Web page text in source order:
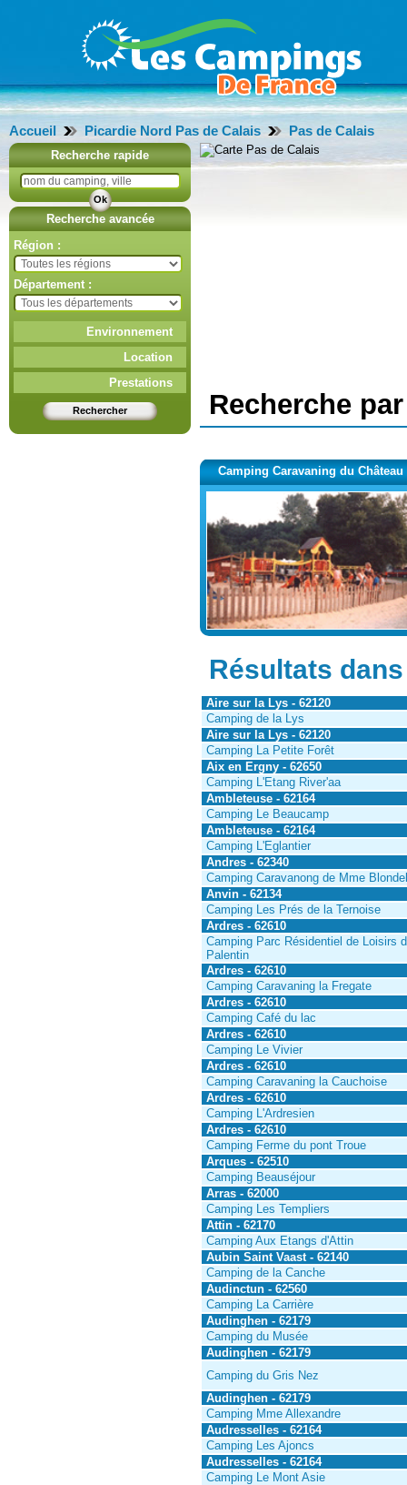
Accueil Picardie Nord Pas de Calais Pas de Calais
Recherche rapide
Recherche avancée
Région :
Département :
Environnement
Location
Prestations
Recherche
Camping Caravaning du
Résultats
Aire sur la Lys - 62120
Camping de la Lys
Aire sur la Lys - 62120
Camping La Petite Forêt
Aix en Ergny - 62650
Camping L'Etang River'aa
Ambleteuse - 62164
Camping Le Beaucamp
Ambleteuse - 62164
Camping L'Eglantier
Andres - 62340
Camping Caravanong de Mme Blondel
Anvin - 62134
Camping Les Prés de la Ternoise
Ardres - 62610
Camping Parc Résidentiel de Loisirs
Palentin
Ardres - 62610
Camping Caravaning la Fregate
Ardres - 62610
Camping Café du lac
Ardres - 62610
Camping Le Vivier
Ardres - 62610
Camping Caravaning la Cauchoise
Ardres - 62610
Camping L'Ardresien
Ardres - 62610
Camping Ferme du pont Troue
Arques - 62510
Camping Beauséjour
Arras - 62000
Camping Les Templiers
Attin - 62170
Camping Aux Etangs d'Attin
Aubin Saint Vaast - 62140
Camping de la Canche
Audinctun - 62560
Camping La Carrière
Audinghen - 62179
Camping du Musée
Audinghen - 62179
Camping du Gris Nez
Audinghen - 62179
Camping Mme Allexandre
Audresselles - 62164
Camping Les Ajoncs
Audresselles - 62164
Camping Le Mont Asie